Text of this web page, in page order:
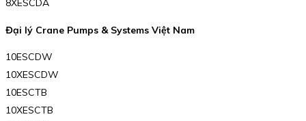
8XESCDA
Đại lý Crane Pumps & Systems Việt Nam
10ESCDW
10XESCDW
10ESCTB
10XESCTB